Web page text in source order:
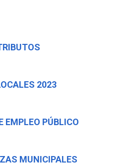
2023
EMPLEO PÚBLICO
MUNICIPALES